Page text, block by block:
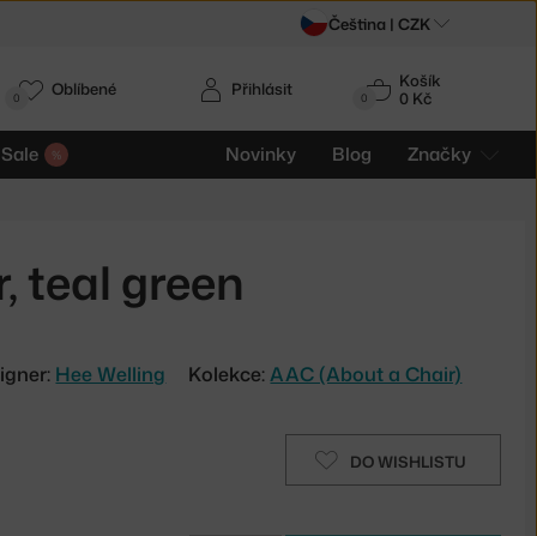
0
Košík
0 Kč
Novinky Blog Značky
Přihlásit
0 Oblíbené
teal green
Hee Welling Kolekce:AAC (About a Chair)
DO WISHLISTU
Čeština | CZK